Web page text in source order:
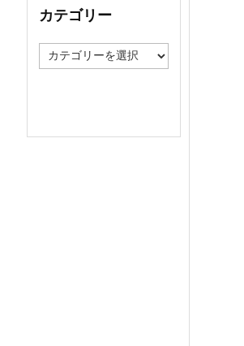
ブ
カテゴリー
テ